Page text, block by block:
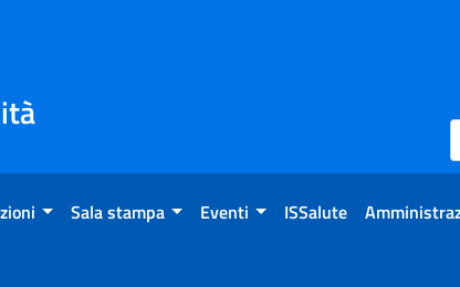
Sala stampa Eventi ISSalute